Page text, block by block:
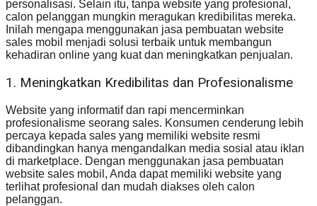
personalisasi. Selain itu, tanpa website yang profesional,
calon pelanggan mungkin meragukan kredibilitas mereka.
Inilah mengapa menggunakan jasa pembuatan website
sales mobil menjadi solusi terbaik untuk membangun
kehadiran online yang kuat dan meningkatkan penjualan.
1. Meningkatkan Kredibilitas dan Profesionalisme
Website yang informatif dan rapi mencerminkan
profesionalisme seorang sales. Konsumen cenderung lebih
percaya kepada sales yang memiliki website resmi
dibandingkan hanya mengandalkan media sosial atau iklan
di marketplace. Dengan menggunakan jasa pembuatan
website sales mobil, Anda dapat memiliki website yang
terlihat profesional dan mudah diakses oleh calon
pelanggan.